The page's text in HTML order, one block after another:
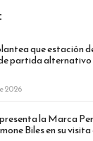
que estación
partida
2026
la Marca
Biles en su